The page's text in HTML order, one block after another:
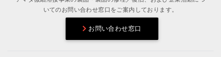
いてのお問い合わせ窓口をご案内しております。
お問い合わせ窓口